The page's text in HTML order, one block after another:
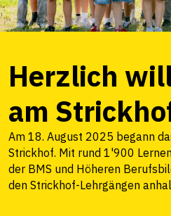
Herzlich
am
Am 18. August 2025 begann
Strickhof. Mit rund 1'900
der BMS und Höheren
den Strickhof-Lehrgängen